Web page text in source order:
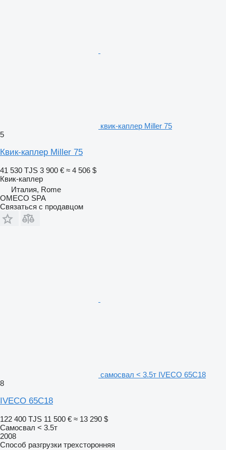
квик-каплер Miller 75
5
Квик-каплер Miller 75
41 530 TJS 3 900 € ≈ 4 506 $
Квик-каплер
Италия, Rome
OMECO SPA
Связаться с продавцом
самосвал < 3.5т IVECO 65C18
8
IVECO 65C18
122 400 TJS 11 500 € ≈ 13 290 $
Самосвал < 3.5т
2008
Способ разгрузки трехсторонняя